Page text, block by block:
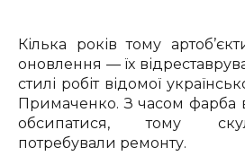
Кілька років тому
оновлення — їх
стилі робіт відомої
Примаченко. З часом фарба
обсипатися, тому
потребували ремонту.